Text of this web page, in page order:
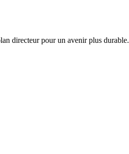
directeur pour un avenir plus durable.